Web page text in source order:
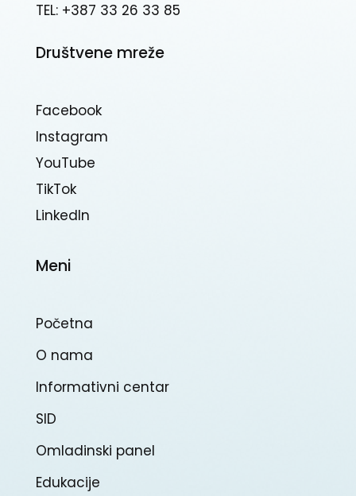
TEL: +387 33 26 33 85
Društvene mreže
Facebook
Instagram
YouTube
TikTok
Linkedln
Meni
Početna
O nama
Informativni centar
SID
Omladinski panel
Edukacije